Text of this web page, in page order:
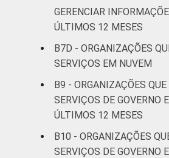
Sociedade da Informação
Pesquisa sobre o uso das
sem fins lucrativos
Organizações Sem Fins
GERENCIAR
ÚLTIMOS 12 MESES
B7D - ORGANIZAÇÕES
SERVIÇOS EM NUVEM
B9 - ORGANIZAÇÕES
SERVIÇOS DE GOVERNO
ÚLTIMOS 12 MESES
B10 - ORGANIZAÇÕES
SERVIÇOS DE GOVERNO